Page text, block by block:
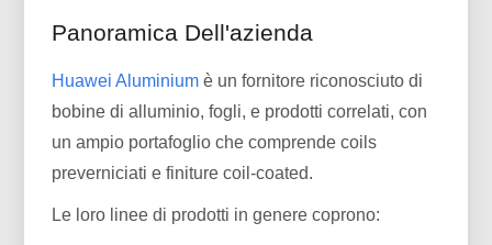
Panoramica Dell'azienda
Huawei Aluminium è un fornitore riconosciuto di
bobine di alluminio, fogli, e prodotti correlati, con
un ampio portafoglio che comprende coils
preverniciati e finiture coil-coated.
Le loro linee di prodotti in genere coprono: